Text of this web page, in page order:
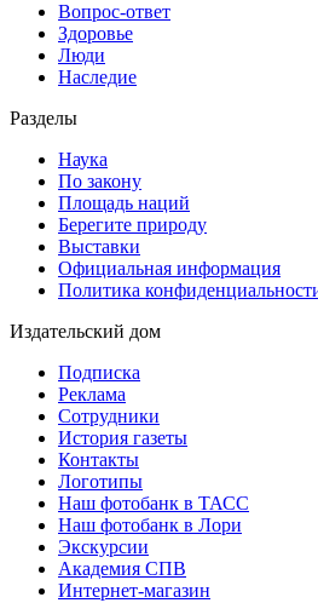
Вопрос-ответ
Здоровье
Люди
Наследие
Разделы
Наука
По закону
Площадь наций
Берегите природу
Выставки
Официальная информация
Политика
Издательский дом
Подписка
Реклама
Сотрудники
История газеты
Контакты
Логотипы
Наш фотобанк в ТАСС
Наш фотобанк в Лори
Экскурсии
Академия СПВ
Интернет-магазин